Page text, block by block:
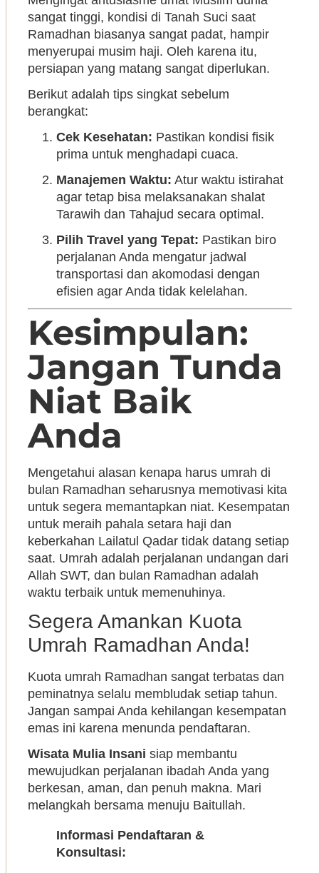
sangat tinggi, kondisi di Tanah Suci saat
Ramadhan biasanya sangat padat, hampir
menyerupai musim haji. Oleh karena itu,
persiapan yang matang sangat diperlukan.
Berikut adalah tips singkat sebelum
berangkat:
Cek Kesehatan: Pastikan kondisi fisik
prima untuk menghadapi cuaca.
Manajemen Waktu: Atur waktu istirahat
agar tetap bisa melaksanakan shalat
Tarawih dan Tahajud secara optimal.
Pilih Travel yang Tepat: Pastikan biro
perjalanan Anda mengatur jadwal
transportasi dan akomodasi dengan
efisien agar Anda tidak kelelahan.
Kesimpulan:
Jangan Tunda
Niat Baik
Anda
Mengetahui alasan kenapa harus umrah di
bulan Ramadhan seharusnya memotivasi kita
untuk segera memantapkan niat. Kesempatan
untuk meraih pahala setara haji dan
keberkahan Lailatul Qadar tidak datang setiap
saat. Umrah adalah perjalanan undangan dari
Allah SWT, dan bulan Ramadhan adalah
waktu terbaik untuk memenuhinya.
Segera Amankan Kuota
Umrah Ramadhan Anda!
Kuota umrah Ramadhan sangat terbatas dan
peminatnya selalu membludak setiap tahun.
Jangan sampai Anda kehilangan kesempatan
emas ini karena menunda pendaftaran.
Wisata Mulia Insani siap membantu
mewujudkan perjalanan ibadah Anda yang
berkesan, aman, dan penuh makna. Mari
melangkah bersama menuju Baitullah.
Informasi Pendaftaran &
Konsultasi: